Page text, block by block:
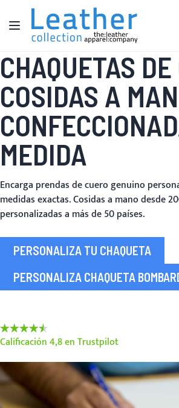
Ir al contenido
Toggle Nav
CHAQUETAS
COSIDAS A
MEDIDA
Encarga prendas de cuero genuino
medidas exactas. Cosidas a mano desde
personalizadas a más de 50 países.
PERSONALIZA TU CHAQUETA
PERSONALIZA CHAQUETA
90%
Calificación 4,8 en Trustpilot